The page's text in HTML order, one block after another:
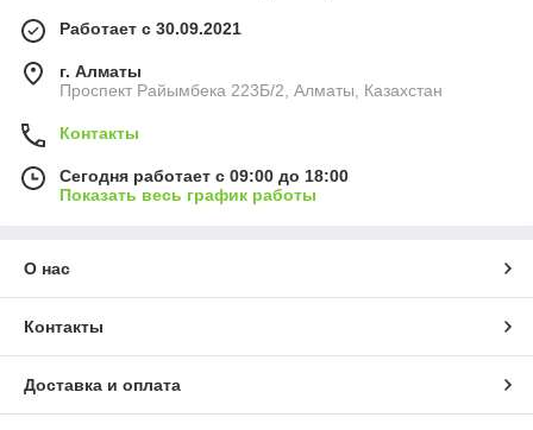
Работает с 30.09.2021
г. Алматы
Проспект Райымбека 223Б/2, Алматы, Казахстан
Контакты
Сегодня работает с 09:00 до 18:00
Показать весь график работы
О нас
Контакты
Доставка и оплата